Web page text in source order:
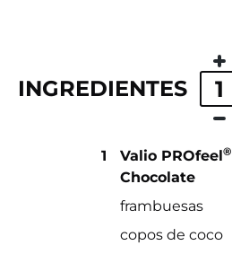
INGREDIENTES 1
1 Valio PROfeel®
Chocolate
frambuesas
copos de coco